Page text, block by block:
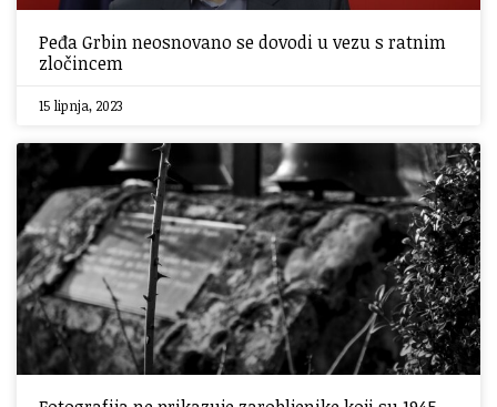
Peđa Grbin neosnovano se dovodi u vezu s ratnim
zločincem
15 lipnja, 2023